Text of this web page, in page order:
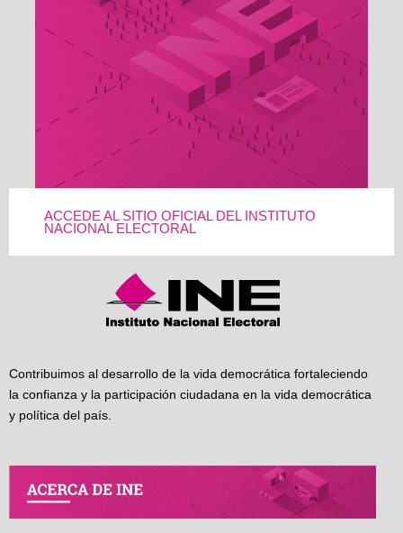
ACCEDE AL SITIO OFICIAL DEL INSTITUTO
NACIONAL ELECTORAL
Contribuimos al desarrollo de la vida democrática fortaleciendo
la confianza y la participación ciudadana en la vida democrática
y política del país.